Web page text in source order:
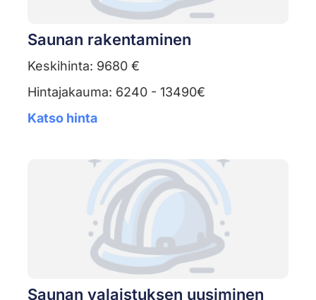
Saunan rakentaminen
Keskihinta: 9680 €
Hintajakauma: 6240 - 13490€
Katso hinta
Saunan valaistuksen uusiminen